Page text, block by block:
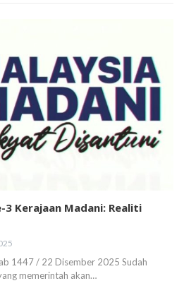
3 Kerajaan Madani: Realiti
1447 / 22 Disember 2025 Sudah
memerintah akan…